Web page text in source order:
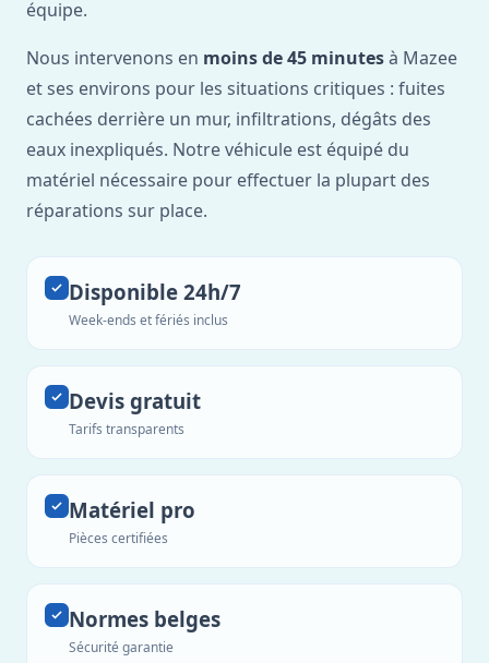
équipe.
Nous intervenons en moins de 45 minutesà Mazee
et ses environs pour les situations critiques : fuites
cachées derrière un mur, infiltrations, dégâts des
eaux inexpliqués. Notre véhicule est équipé du
matériel nécessaire pour effectuer la plupart des
réparations sur place.
Disponible 24h/7
Week-ends et fériés inclus
Devis gratuit
Tarifs transparents
Matériel pro
Pièces certifiées
Normes belges
Sécurité garantie